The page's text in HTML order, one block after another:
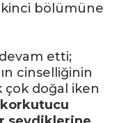
bölümüne
etti;
cinselliğinin
doğal iken
korkutucu